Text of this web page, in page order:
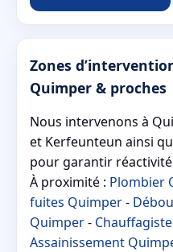
Zones
Quimper & proches
Nous intervenons à
et Kerfeunteun ainsi
pour garantir réactivité
À proximité : Plombier
fuites Quimper-
Quimper-
Assainissement